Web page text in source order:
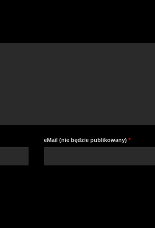
eMail (nie będzie publikowany)*